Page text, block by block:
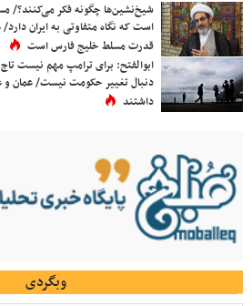
شیخ‌نشین‌ها چگونه فکر می‌کنند؟/
است که نگاه متفاوتی به ایران
قدرت مسلط خلیج فارس است
ابوالفتح: برای ترامپ مهم نیست تاج
دنبال تغییر حکومت نیست/ عمان
داشتند
وبگردی